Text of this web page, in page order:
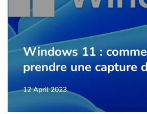
Windows 11 :
prendre une capture
12 April 2023